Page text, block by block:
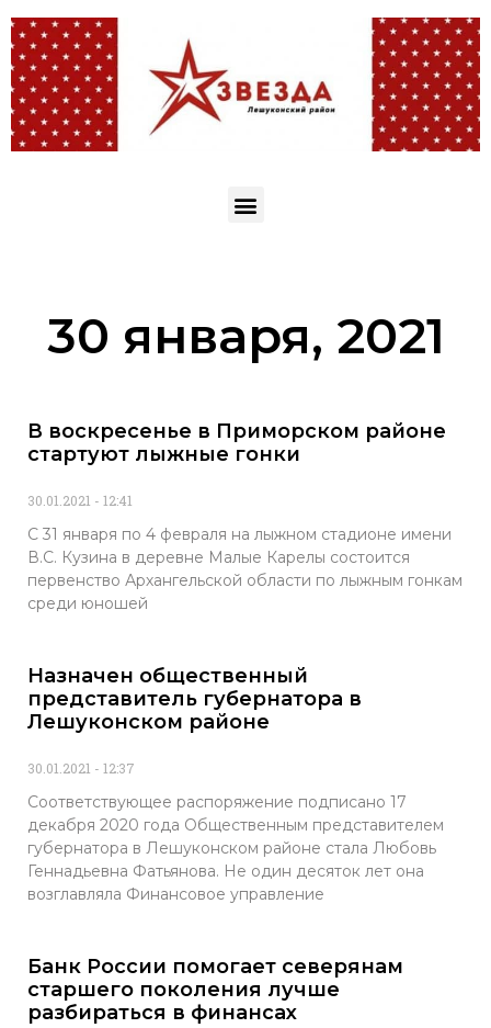
30 января, 2021
В воскресенье в Приморском районе
стартуют лыжные гонки
30.01.2021 12:41
С 31 января по 4 февраля на лыжном стадионе имени
В.С. Кузина в деревне Малые Карелы состоится
первенство Архангельской области по лыжным гонкам
среди юношей
Назначен общественный
представитель губернатора в
Лешуконском районе
30.01.2021 12:37
Соответствующее распоряжение подписано 17
декабря 2020 года Общественным представителем
губернатора в Лешуконском районе стала Любовь
Геннадьевна Фатьянова. Не один десяток лет она
возглавляла Финансовое управление
Банк России помогает северянам
старшего поколения лучше
разбираться в финансах